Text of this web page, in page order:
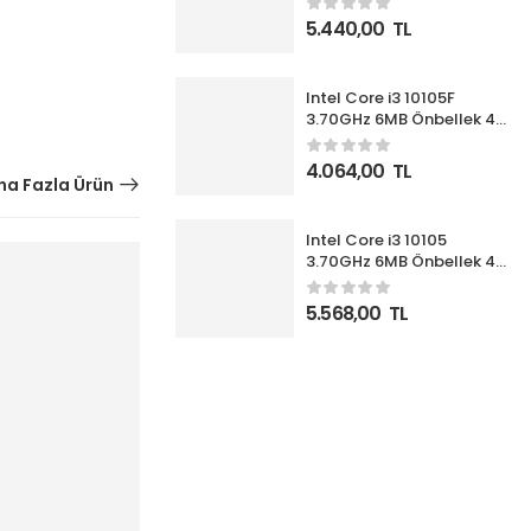
İşlemci Box UHD630 VGA
(Fanlı)
5.440,00 TL
Intel Core i3 10105F
3.70GHz 6MB Önbellek 4
Çekirdek 1200 14nm Box
İşlemci NOVGA (Fanlı)
4.064,00 TL
Intel Core i3 10105
3.70GHz 6MB Önbellek 4
Çekirdek 1200 14nm Box
İşlemci (Fanlı)
5.568,00 TL
Fazla Ürün